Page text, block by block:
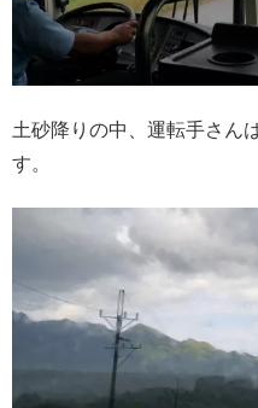
土砂降りの中、運転手さん
す。